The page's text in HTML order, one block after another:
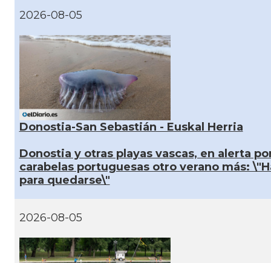
2026-08-05
Donostia-San Sebastián - Euskal Herria
Donostia y otras playas vascas, en alerta
carabelas portuguesas otro verano más:
para quedarse\"
2026-08-05